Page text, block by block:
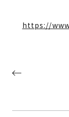
https://